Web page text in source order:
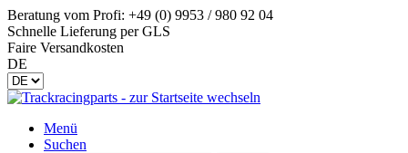
Beratung vom Profi: +49 (0) 9953 / 980 92 04
Schnelle Lieferung per GLS
Faire Versandkosten
DE
Menü
Suchen